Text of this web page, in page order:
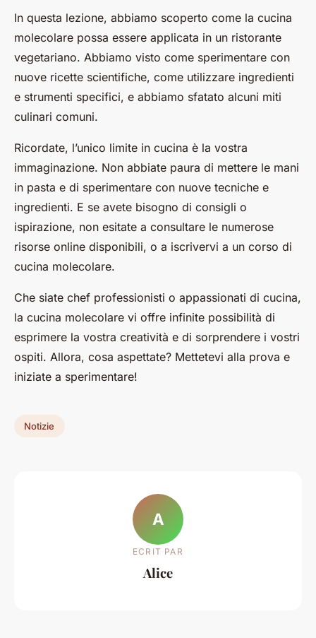
In questa lezione, abbiamo scoperto come la cucina
molecolare possa essere applicata in un ristorante
vegetariano. Abbiamo visto come sperimentare con
nuove ricette scientifiche, come utilizzare ingredienti
e strumenti specifici, e abbiamo sfatato alcuni miti
culinari comuni.
Ricordate, l’unico limite in cucina è la vostra
immaginazione. Non abbiate paura di mettere le mani
in pasta e di sperimentare con nuove tecniche e
ingredienti. E se avete bisogno di consigli o
ispirazione, non esitate a consultare le numerose
risorse online disponibili, o a iscrivervi a un corso di
cucina molecolare.
Che siate chef professionisti o appassionati di cucina,
la cucina molecolare vi offre infinite possibilità di
esprimere la vostra creatività e di sorprendere i vostri
ospiti. Allora, cosa aspettate? Mettetevi alla prova e
iniziate a sperimentare!
Notizie
A
ECRIT PAR
Alice